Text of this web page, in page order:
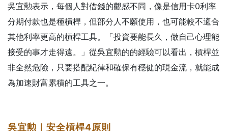
吳宜勲表示，每個人對借錢的觀感不同，像是信用卡0利率
分期付款也是種槓桿，但部分人不願使用，也可能較不適合
其他利率更高的槓桿工具。「投資要能長久，做自己心理能
接受的事才走得遠。」從吳宜勲的的經驗可以看出，槓桿並
非全然危險，只要搭配紀律和確保有穩健的現金流，就能成
為加速財富累積的工具之一。
吳宜勲｜安全槓桿4原則